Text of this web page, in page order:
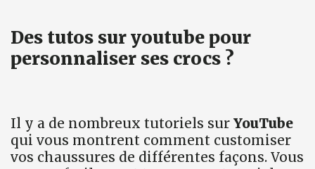
Des tutos sur youtube pour
personnaliser ses crocs ?
Il y a de nombreux tutoriels sur YouTube
qui vous montrent comment customiser
vos chaussures de différentes façons. Vous